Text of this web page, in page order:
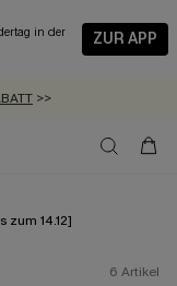
in der
ZUR APP
ARTIKEL >>
>>
ERHALTEN
€
14.12]
6 Artikel